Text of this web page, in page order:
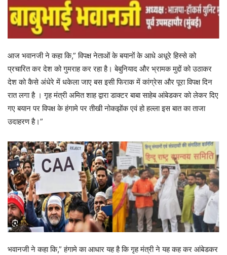
आज भवानजी ने कहा कि,” विपक्ष नेताओं के बयानों के आधे अधूरे हिस्से को
प्रचारित कर देश को गुमराह कर रहा है। बेबुनियाद और भ्रामक मुद्दों को उठाकर
देश को कैसे अंधेरे में धकेला जाए बस इसी फिराक में कांग्रेस और पूरा विपक्ष दिन
रात लगा है । गृह मंत्री अमित शाह द्वारा डाक्टर बाबा साहेब आंबेडकर को लेकर दिए
गए बयान पर विपक्ष के हंगामे पर तीखी नोकझोंक एवं हो हल्ला इस बात का ताजा
उदाहरण है।”
भवानजी ने कहा कि,” हंगामे का आधार यह है कि गृह मंत्री ने यह कह कर आंबेडकर